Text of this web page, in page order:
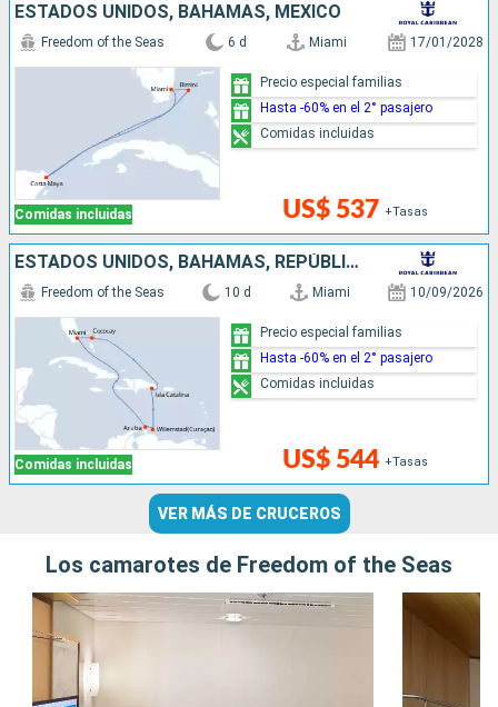
ESTADOS UNIDOS, BAHAMAS, MÉXICO
Comidas incluidas
Freedom of the Seas 6 d Miami 17/01/2028
US$ 537 +Tasas
Precio especial familias
Hasta -60% en el 2° pasajero
Comidas incluidas
ESTADOS UNIDOS, BAHAMAS, REPÚBLICA DOMINICANA, ARUBA
Comidas incluidas
Freedom of the Seas 10 d Miami 10/09/2026
US$ 544 +Tasas
Precio especial familias
Hasta -60% en el 2° pasajero
Comidas incluidas
VER MÁS DE CRUCEROS
Los camarotes de Freedom of the Seas